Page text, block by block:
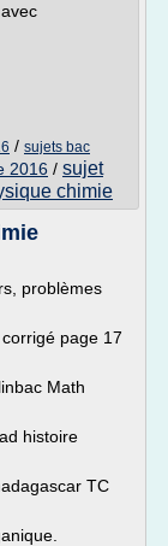
/ sujets bac
2016 / sujet
chimie
problèmes
page 17
Math
histoire
TC